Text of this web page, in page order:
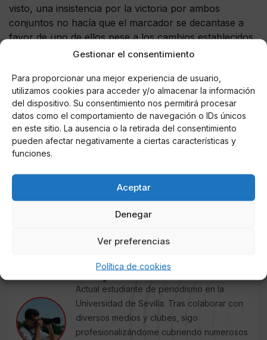
Gestionar el consentimiento
Para proporcionar una mejor experiencia de usuario,
utilizamos cookies para acceder y/o almacenar la información
del dispositivo. Su consentimiento nos permitirá procesar
datos como el comportamiento de navegación o IDs únicos
en este sitio. La ausencia o la retirada del consentimiento
pueden afectar negativamente a ciertas características y
funciones.
Aceptar
Denegar
Ver preferencias
Política de cookies
visto, una insistencia por la victoria por ambos
conjuntos no hacía que el marcador se decantase a
favor de uno de ellos pese a los cambios establecidos
por ambos técnicos.
Un nuevo punto para ambos conjuntos, que hacen
que los locales se posicionen en segunda posición a
un solo punto del Real Madrid CF a expensas de que
juegue su partido ante el Getafe CF, mientras que los
colchoneros mantienen una ventaja de dos puntos
respecto al Sevilla FC
. Un nuevo empate en apenas
perdieran el liderato en Sevilla y se distanciaran
hasta en cuatro puntos del líder en caso de que el
AUTOR
Anlopez7
Actual estudiante de periodismo en la
Universidad de Sevilla. Tras colaborar con
diversos medios y clubes, sigo
profesionalizándome cubriendo numerosos